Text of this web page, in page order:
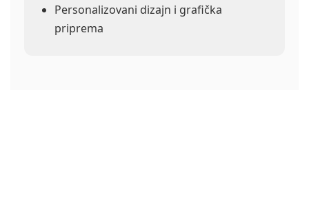
Personalizovani dizajn i grafička
priprema